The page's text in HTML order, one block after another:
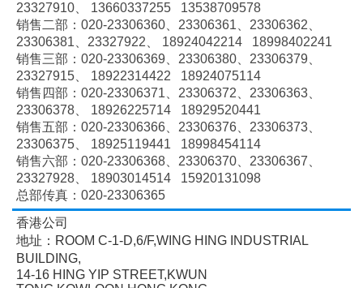
23327910、
13660337255 13538709578
销售二部：020-23306360、 23306361、 23306362、
23306381、 23327922、
18924042214 18998402241
销售三部：020-23306369、 23306380、 23306379、
23327915、
18922314422 18924075114
销售四部：020-23306371、 23306372、 23306363、
23306378、
18926225714 18929520441
销售五部：020-23306366、 23306376、 23306373、
23306375、
18925119441 18998454114
销售六部：020-23306368、 23306370、 23306367、
23327928、
18903014514 15920131098
总部传真：020-23306365
香港公司
地址：ROOM C-1-D,6/F,WING HING INDUSTRIAL
BUILDING,
14-16 HING YIP STREET,KWUN